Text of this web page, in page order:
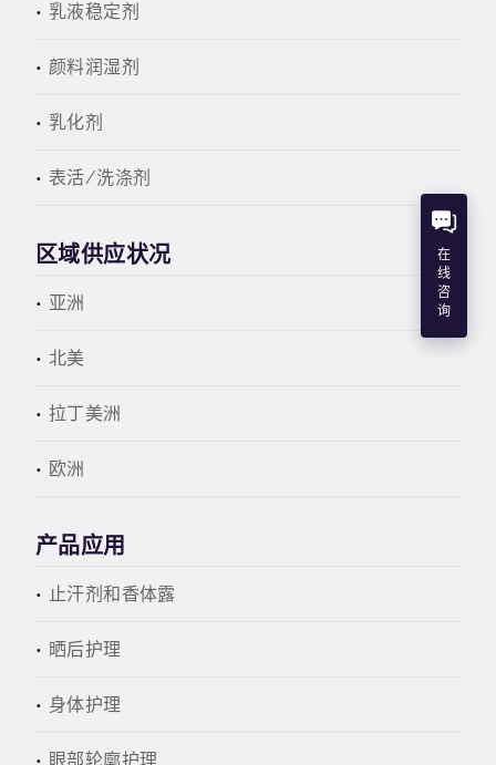
乳液稳定剂
颜料润湿剂
乳化剂
表活/洗涤剂
区域供应状况
亚洲
北美
拉丁美洲
欧洲
产品应用
止汗剂和香体露
晒后护理
身体护理
眼部轮廓护理
在
线
咨
询